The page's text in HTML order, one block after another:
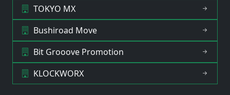
TOKYO MX
Bushiroad Move
Bit Grooove Promotion
KLOCKWORX